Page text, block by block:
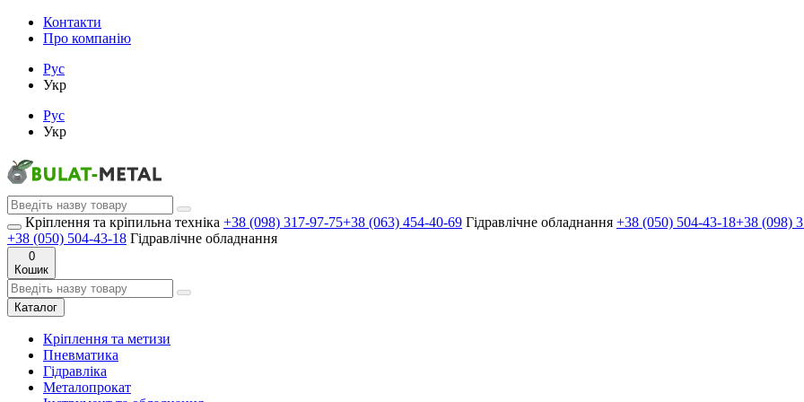
Контакти
Про компанію
Рус
Укр
Рус
Укр
Кріплення та кріпильна техніка +38 (098) 317-97-75+38 (063) 454-40-69 Гідравлічне обладнання +38 (050) 504-43-18+38 (098)
+38 (050) 504-43-18 Гідравлічне обладнання
0
Кошик
Каталог
Кріплення та метизи
Пневматика
Гідравліка
Металопрокат